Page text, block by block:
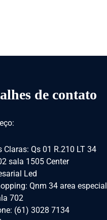
de contato
Claras: Qs 01 R.210 LT 34
sala 1505 Center
Led
Qnm 34 area especial
702
(61) 3028 7134